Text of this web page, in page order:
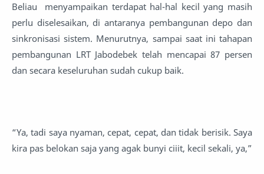
Beliau menyampaikan terdapat hal-hal kecil yang masih
perlu diselesaikan, di antaranya pembangunan depo dan
sinkronisasi sistem. Menurutnya, sampai saat ini tahapan
pembangunan LRT Jabodebek telah mencapai 87 persen
dan secara keseluruhan sudah cukup baik.
“Ya, tadi saya nyaman, cepat, cepat, dan tidak berisik. Saya
kira pas belokan saja yang agak bunyi ciiit, kecil sekali, ya,”